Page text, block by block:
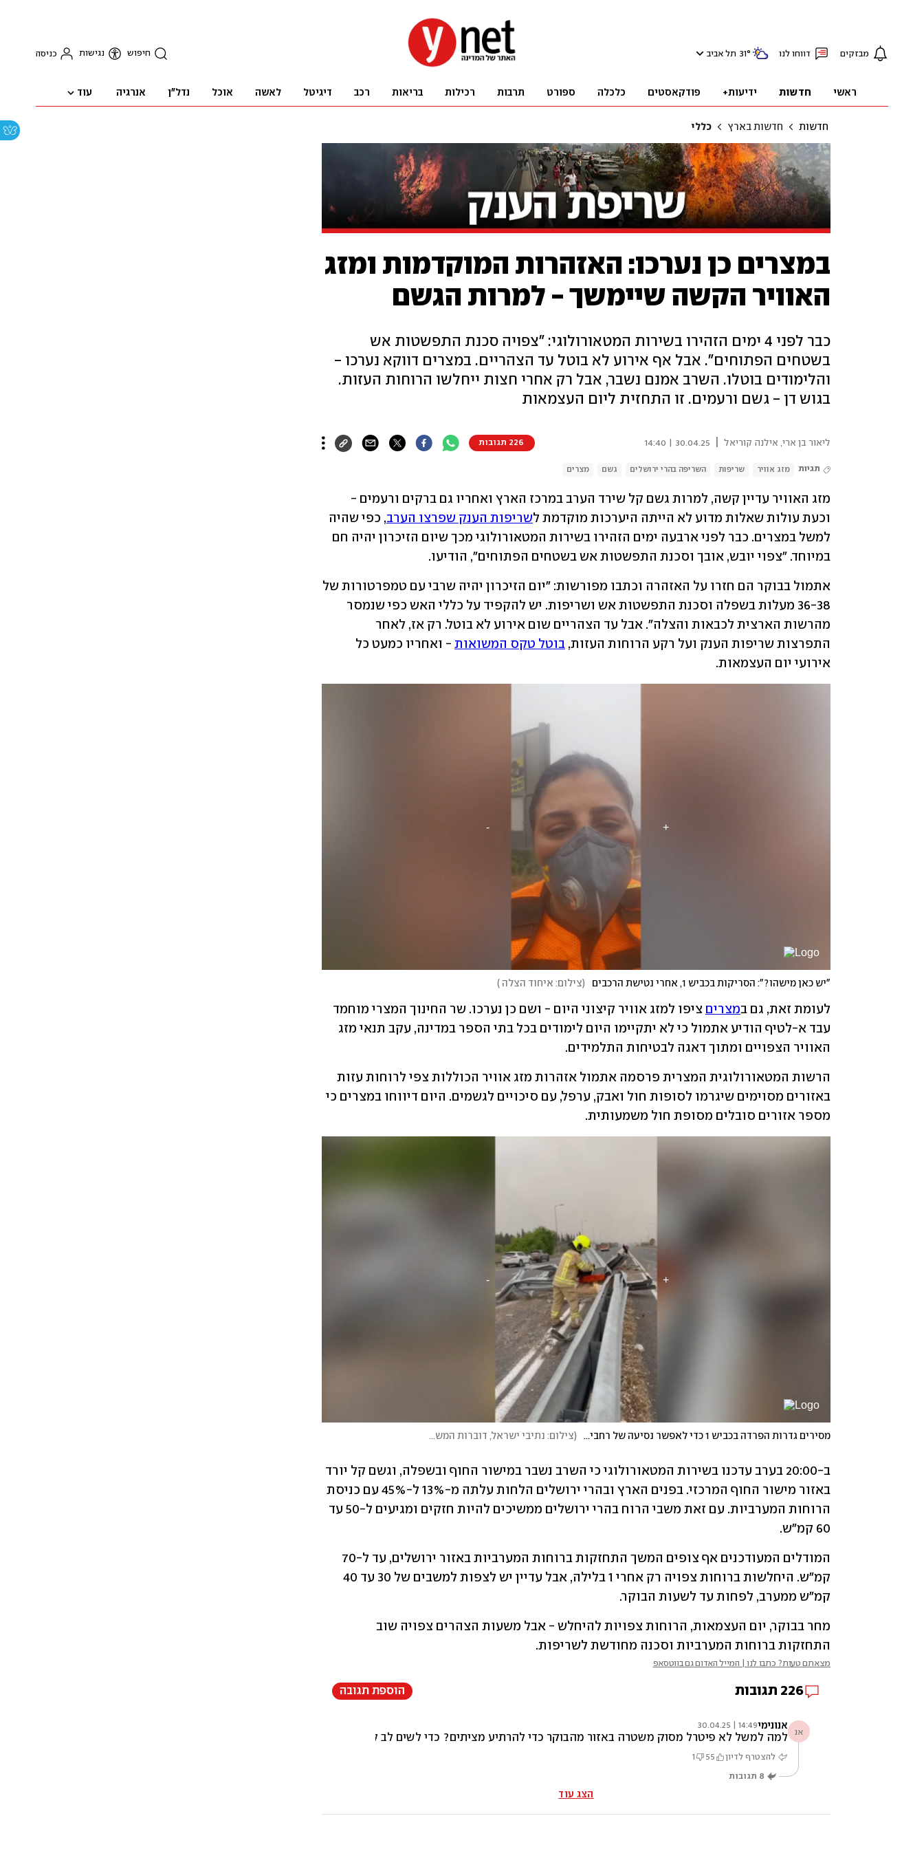
מבזקים דווחו לנו 31° תל אביב חיפוש נגישות כניסה
ראשי חדשות ידיעות+ פודקאסטים כלכלה ספורט תרבות רכילות בריאות רכב דיגיטל לאשה אוכל נדל"ן אנרגיה עוד
חדשות חדשות בארץ כללי
במצרים כן נערכו: האזהרות המוקדמות ומזג
האוויר הקשה שיימשך - למרות הגשם
כבר לפני 4 ימים הזהירו בשירות המטאורולוגי: "צפויה סכנת התפשטות אש
בשטחים הפתוחים". אבל אף אירוע לא בוטל עד הצהריים. במצרים דווקא נערכו -
והלימודים בוטלו. השרב אמנם נשבר, אבל רק אחרי חצות ייחלשו הרוחות העזות.
בגוש דן - גשם ורעמים. זו התחזית ליום העצמאות
ליאור בן ארי אילנה קוריאל 30.04.25 | 14:40 226 תגובות
תגיות מזג אוויר שריפות השריפה בהרי ירושלים גשם מצרים
וכעת עולות שאלות מדוע לא הייתה היערכות מוקדמת לשריפות הענק שפרצו הערב
במיוחד. "צפוי יובש, אובך וסכנת התפשטות אש בשטחים הפתוחים", הודיעו.
התפרצות שריפות הענק ועל רקע הרוחות העזות, בוטל טקס המשואות
אירועי יום העצמאות.
"יש כאן מישהו?": הסריקות בכביש 1, אחרי נטישת הרכבים (צילום: איחוד הצלה )
לעומת זאת, גם במצרים
האוויר הצפויים ומתוך דאגה לבטיחות התלמידים.
מספר אזורים סובלים מסופת חול משמעותית.
מסירים גדרות הפרדה בכביש 1 כדי לאפשר נסיעה של רחבי חירום (צילום: נתיבי ישראל, דוברות המשטרה
60 קמ"ש.
קמ"ש ממערב, לפחות עד לשעות הבוקר.
התחזקות ברוחות המערביות וסכנה מחודשת לשריפות.
מצאתם טעות? כתבו לנו | המייל האדום גם בווטסאפ
226 תגובות הוספת תגובה
אנ אנונימי14:49 | 30.04.25
למה למשל לא פיטרל מסוק משטרה באזור מהבוקר כדי להרתיע מציתים? כדי לשים לב לתנועה חשודה? למה לא הכינו מראש שבילי חציצה?
להצטרף לדיון 55
1
8 תגובות
הצג עוד